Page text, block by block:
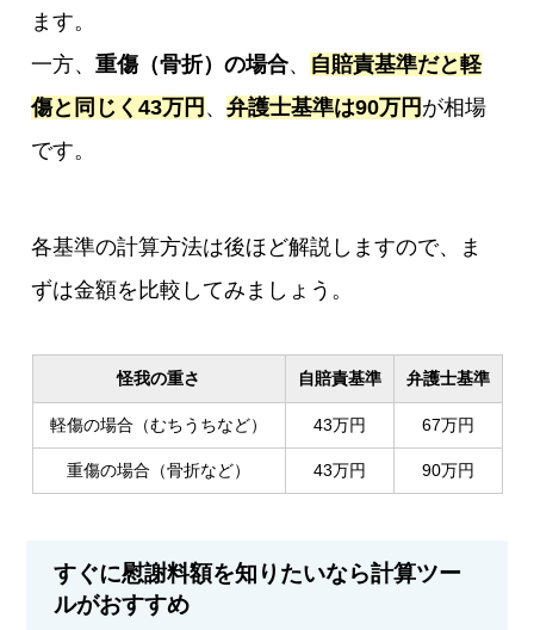
ます。
一方、重傷（骨折）の場合、 自賠責基準だと軽
傷と同じく43万円 、弁護士基準は90万円 が相場
です。
各基準の計算方法は後ほど解説しますので、ま
ずは金額を比較してみましょう。
怪我の重さ 自賠責基準 弁護士基準
軽傷の場合（むちうちなど） 43万円 67万円
重傷の場合（骨折など） 43万円 90万円
すぐに慰謝料額を知りたいなら計算ツー
ルがおすすめ